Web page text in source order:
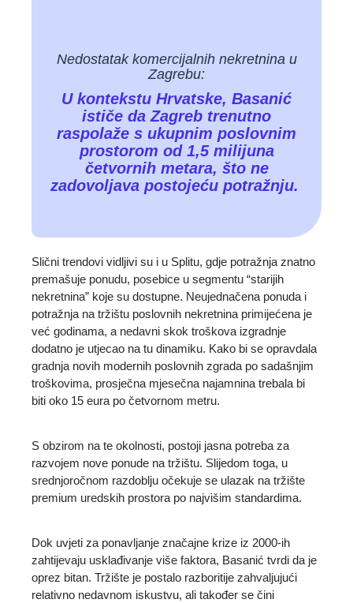
Nedostatak komercijalnih nekretnina u
Zagrebu:
U kontekstu Hrvatske, Basanić
ističe da Zagreb trenutno
raspolaže s ukupnim poslovnim
prostorom od 1,5 milijuna
četvornih metara, što ne
zadovoljava postojeću potražnju.
Slični trendovi vidljivi su i u Splitu, gdje potražnja znatno
premašuje ponudu, posebice u segmentu “starijih
nekretnina” koje su dostupne. Neujednačena ponuda i
potražnja na tržištu poslovnih nekretnina primijećena je
već godinama, a nedavni skok troškova izgradnje
dodatno je utjecao na tu dinamiku. Kako bi se opravdala
gradnja novih modernih poslovnih zgrada po sadašnjim
troškovima, prosječna mjesečna najamnina trebala bi
biti oko 15 eura po četvornom metru.
S obzirom na te okolnosti, postoji jasna potreba za
razvojem nove ponude na tržištu. Slijedom toga, u
srednjoročnom razdoblju očekuje se ulazak na tržište
premium uredskih prostora po najvišim standardima.
Dok uvjeti za ponavljanje značajne krize iz 2000-ih
zahtijevaju usklađivanje više faktora, Basanić tvrdi da je
oprez bitan. Tržište je postalo razboritije zahvaljujući
relativno nedavnom iskustvu, ali također se čini